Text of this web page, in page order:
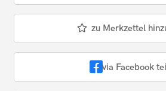
zu Merkzettel
via Facebook